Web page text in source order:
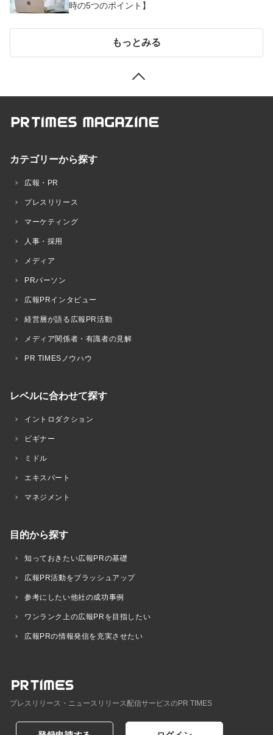
時の5つのポイント】
もっとみる
カテゴリーから探す
広報・PR
プレスリリース
マーケティング
人事・採用
メディア
PRパーソン
広報PRインタビュー
経営層が語る広報PR活動
メディア関係者・有識者の見解
PR TIMESノウハウ
レベルに合わせて探す
イントロダクション
ビギナー
ミドル
エキスパート
マネジメント
目的から探す
知っておきたい広報PRの基礎
広報PR活動をブラッシュアップ
参考にしたい他社の成功事例
ワンランク上の広報PRを目指したい
広報PRの情報発信を充実させたい
プレスリリース・ニュースリリース配信サービスのPR TIMES